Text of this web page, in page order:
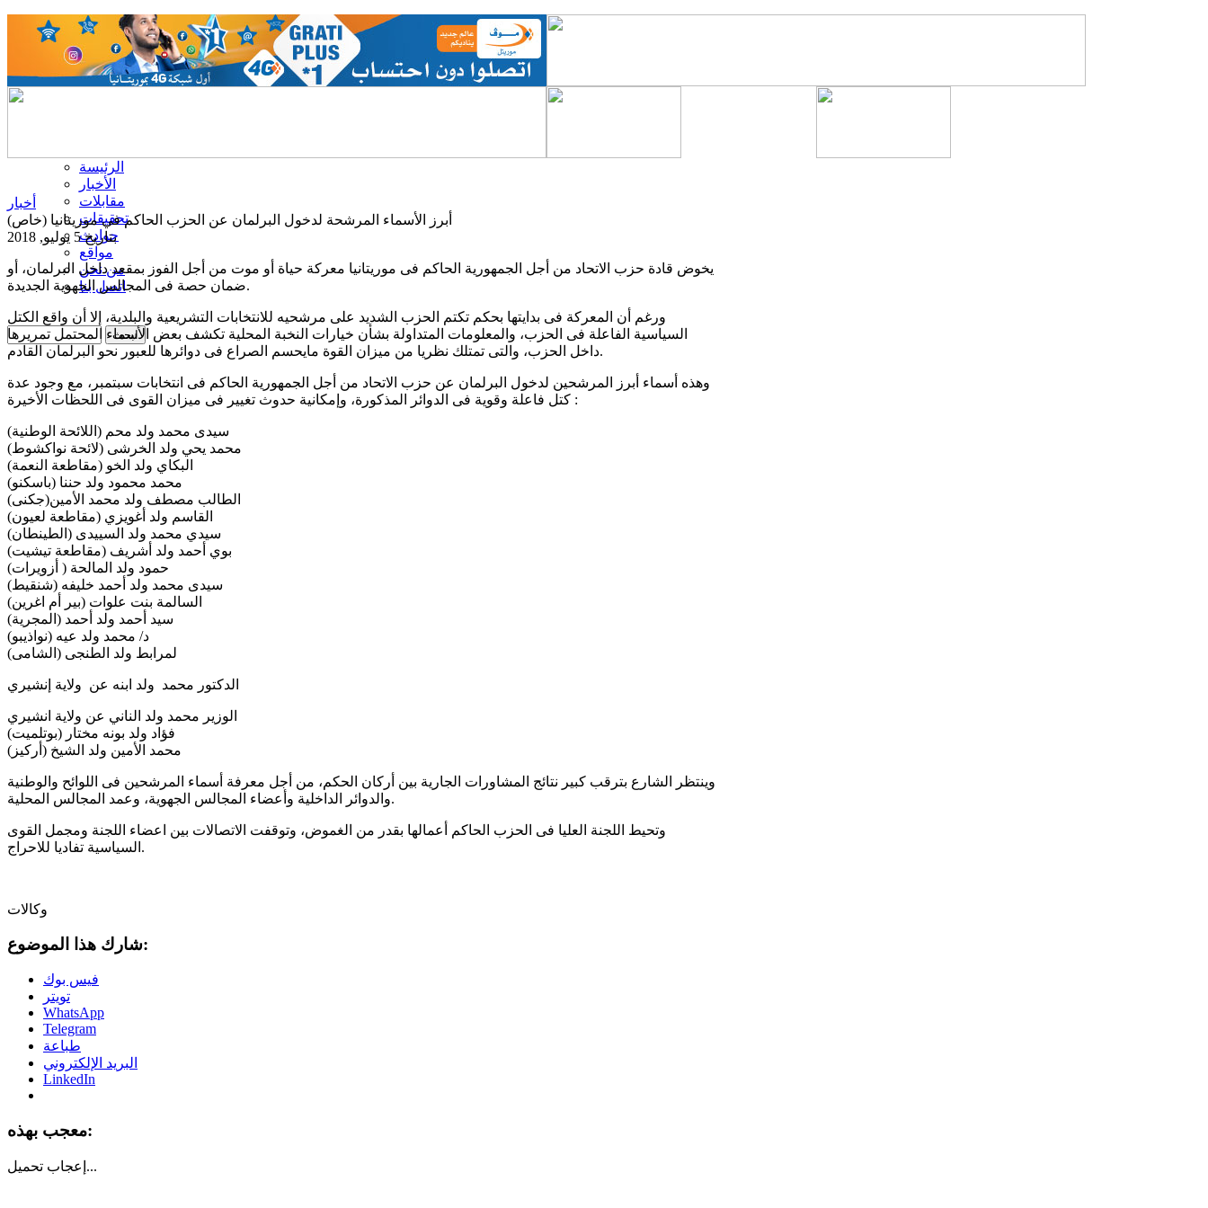
الرئيسة
الأخبار
مقابلات
تحقيقات
حوادث
مواقع
من نحن
اتصل بنا
أخبار
أبرز الأسماء المرشحة لدخول البرلمان عن الحزب الحاكم في موريتانيا (خاص)
بتاريخ 5 يوليو, 2018
يخوض قادة حزب الاتحاد من أجل الجمهورية الحاكم فى موريتانيا معركة حياة أو موت من أجل الفوز بمقعد داخل البرلمان، أو
ضمان حصة فى المجالس الجهوية الجديدة.
ورغم أن المعركة فى بدايتها بحكم تكتم الحزب الشديد على مرشحيه للانتخابات التشريعية والبلدية، إلا أن واقع الكتل
السياسية الفاعلة فى الحزب، والمعلومات المتداولة بشأن خيارات النخبة المحلية تكشف بعض الأسماء المحتمل تمريرها
داخل الحزب، والتى تمتلك نظريا من ميزان القوة مايحسم الصراع فى دوائرها للعبور نحو البرلمان القادم.
وهذه أسماء أبرز المرشحين لدخول البرلمان عن حزب الاتحاد من أجل الجمهورية الحاكم فى انتخابات سبتمبر، مع وجود عدة
كتل فاعلة وقوية فى الدوائر المذكورة، وإمكانية حدوث تغيير فى ميزان القوى فى اللحظات الأخيرة :
سيدى محمد ولد محم (اللائحة الوطنية)
محمد يحي ولد الخرشى (لائحة نواكشوط)
البكاي ولد الخو (مقاطعة النعمة)
محمد محمود ولد حننا (باسكنو)
الطالب مصطف ولد محمد الأمين(جكنى)
القاسم ولد أغويزي (مقاطعة لعيون)
سيدي محمد ولد السييدى (الطينطان)
بوي أحمد ولد أشريف (مقاطعة تيشيت)
حمود ولد المالحة ( أزويرات)
سيدى محمد ولد أحمد خليفه (شنقيط)
السالمة بنت علوات (بير أم اغرين)
سيد أحمد ولد أحمد (المجرية)
د/ محمد ولد عيه (نواذيبو)
لمرابط ولد الطنجى (الشامى)
الدكتور محمد ولد ابنه عن ولاية إنشيري
الوزير محمد ولد الناني عن ولاية انشيري
فؤاد ولد بونه مختار (بوتلميت)
محمد الأمين ولد الشيخ (أركيز)
وينتظر الشارع بترقب كبير نتائج المشاورات الجارية بين أركان الحكم، من أجل معرفة أسماء المرشحين فى اللوائح والوطنية
والدوائر الداخلية وأعضاء المجالس الجهوية، وعمد المجالس المحلية.
وتحيط اللجنة العليا فى الحزب الحاكم أعمالها بقدر من الغموض، وتوقفت الاتصالات بين اعضاء اللجنة ومجمل القوى
السياسية تفاديا للاحراج.
وكالات
شارك هذا الموضوع:
فيس بوك
تويتر
WhatsApp
Telegram
طباعة
البريد الإلكتروني
LinkedIn
معجب بهذه:
إعجاب تحميل...